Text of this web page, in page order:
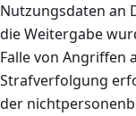
Nutzungsdaten an
die Weitergabe
Falle von Angriffen
Strafverfolgung
der